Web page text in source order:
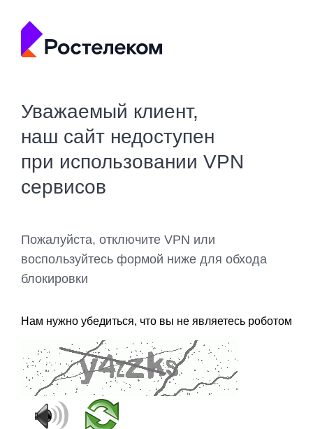
Уважаемый клиент,
наш сайт недоступен
при использовании VPN
сервисов
Пожалуйста, отключите VPN или
воспользуйтесь формой ниже для обхода
блокировки
Нам нужно убедиться, что вы не являетесь роботом